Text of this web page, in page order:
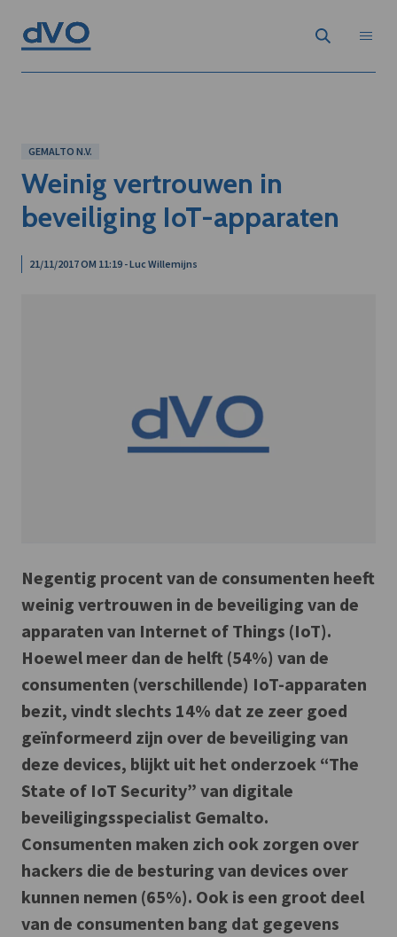
GEMALTO N.V.
Weinig vertrouwen in
beveiliging IoT-apparaten
21/11/2017 OM 11:19 - Luc Willemijns
Negentig procent van de consumenten heeft
weinig vertrouwen in de beveiliging van de
apparaten van Internet of Things (IoT).
Hoewel meer dan de helft (54%) van de
consumenten (verschillende) IoT-apparaten
bezit, vindt slechts 14% dat ze zeer goed
geïnformeerd zijn over de beveiliging van
deze devices, blijkt uit het onderzoek “The
State of IoT Security” van digitale
beveiligingsspecialist Gemalto.
Consumenten maken zich ook zorgen over
hackers die de besturing van devices over
kunnen nemen (65%). Ook is een groot deel
van de consumenten bang dat gegevens